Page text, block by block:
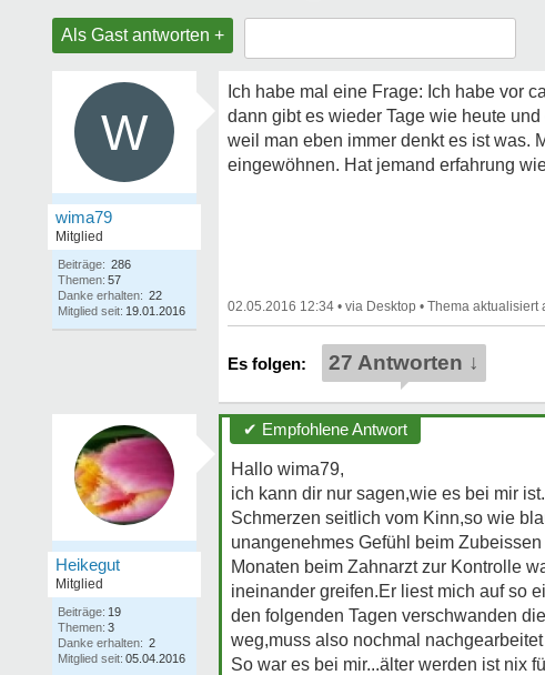
Als Gast antworten +
W
wima79
Mitglied
Beiträge: 286
Themen: 57
Danke erhalten: 22
Mitglied seit: 19.01.2016
Ich habe mal eine Frage: Ich habe vor
dann gibt es wieder Tage wie heute
weil man eben immer denkt es ist was.
eingewöhnen. Hat jemand erfahrung
02.05.2016 12:34 • •
27 Antworten ↓
Heikegut
Mitglied
Beiträge: 19
Themen: 3
Danke erhalten: 2
Mitglied seit: 05.04.2016
✔ Empfohlene Antwort
Hallo wima79,
ich kann dir nur sagen,wie es bei mir
Schmerzen seitlich vom Kinn,so wie
unangenehmes Gefühl beim
Monaten beim Zahnarzt zur Kontrolle
ineinander greifen.Er liest mich auf so
den folgenden Tagen verschwanden
weg,muss also nochmal
So war es bei mir...älter werden ist nix